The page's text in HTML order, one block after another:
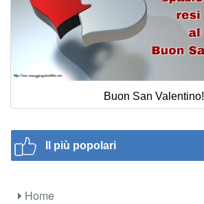
Buon San Valentino!
Il più popolari
Home